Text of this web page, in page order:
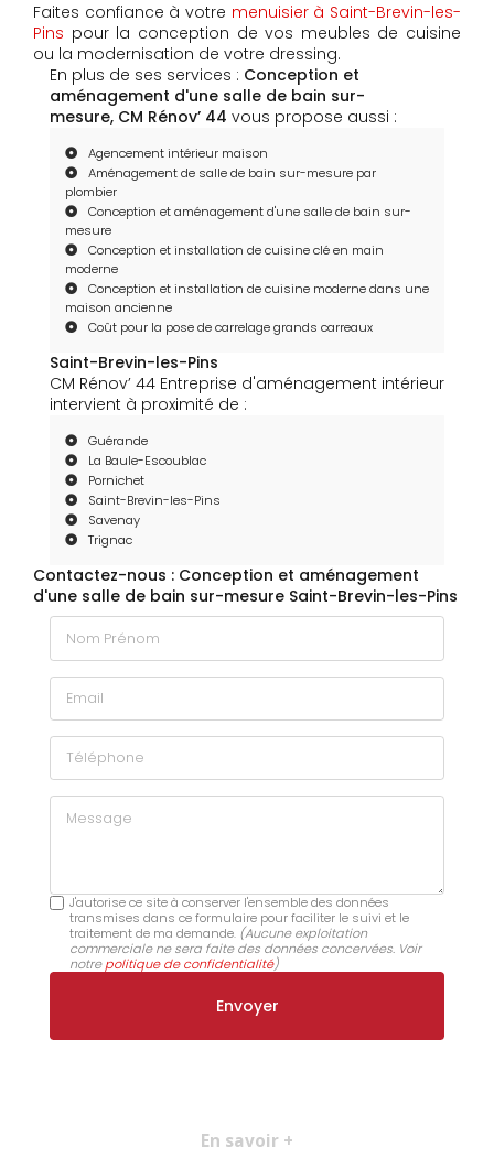
Faites confiance à votre menuisier à Saint-Brevin-les-
Pins pour la conception de vos meubles de cuisine
ou la modernisation de votre dressing.
En plus de ses services : Conception et
aménagement d'une salle de bain sur-
mesure, CM Rénov’ 44 vous propose aussi :
Agencement intérieur maison
Aménagement de salle de bain sur-mesure par
plombier
Conception et aménagement d'une salle de bain sur-
mesure
Conception et installation de cuisine clé en main
moderne
Conception et installation de cuisine moderne dans une
maison ancienne
Coût pour la pose de carrelage grands carreaux
Saint-Brevin-les-Pins
CM Rénov’ 44 Entreprise d'aménagement intérieur
intervient à proximité de :
Guérande
La Baule-Escoublac
Pornichet
Saint-Brevin-les-Pins
Savenay
Trignac
Contactez-nous : Conception et aménagement
d'une salle de bain sur-mesure Saint-Brevin-les-Pins
Nom Prénom
Email
Téléphone
Message
J'autorise ce site à conserver l'ensemble des données
transmises dans ce formulaire pour faciliter le suivi et le
traitement de ma demande. (Aucune exploitation
commerciale ne sera faite des données concervées. Voir
notrepolitique de confidentialité)
En savoir +